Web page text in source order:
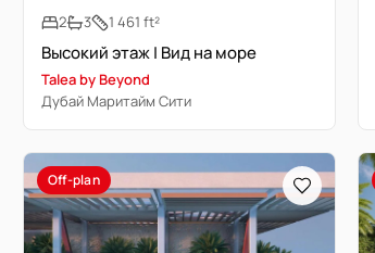
2
3 1 461 ft²
Высокий этаж | Вид на море
Talea by Beyond
Дубай Маритайм Сити
Off-plan